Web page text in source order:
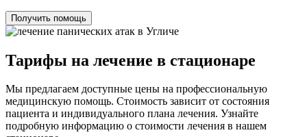
Получить помощь
Тарифы на лечение в стационаре
Мы предлагаем доступные цены на профессиональную
медицинскую помощь. Стоимость зависит от состояния
пациента и индивидуального плана лечения. Узнайте
подробную информацию о стоимости лечения в нашем